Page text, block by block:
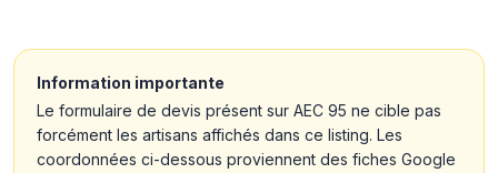
Information importante
Le formulaire de devis présent sur AEC 95 ne cible pas
forcément les artisans affichés dans ce listing. Les
coordonnées ci-dessous proviennent des fiches Google